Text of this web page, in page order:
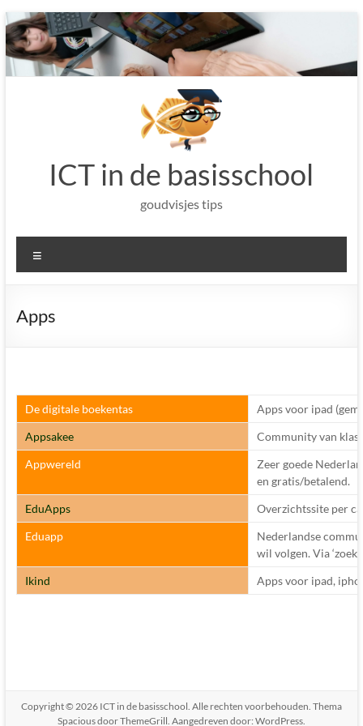
Ga
naar
de
inhoud
ICT in de basisschool
goudvisjes tips
Apps
De digitale boekentas
Apps voor ipad
Appsakee
Community van
Appwereld
Zeer goede
en gratis/betalend.
EduApps
Overzichtssite per
Eduapp
Nederlandse
wil volgen. Via
Ikind
Apps voor ipad,
Copyright © 2026 ICT in de basisschool. Alle rechten voorbehouden. Thema
Spaciousdoor ThemeGrill. Aangedreven door: WordPress.